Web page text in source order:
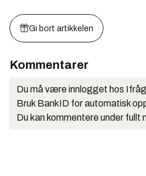
Gi bort artikkelen
Kommentarer
Du må være innlogget hos
Bruk BankID for automatisk
Du kan kommentere under fullt